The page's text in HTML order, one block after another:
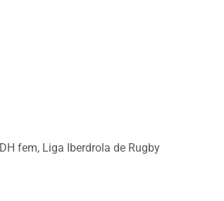
DH fem, Liga Iberdrola de Rugby